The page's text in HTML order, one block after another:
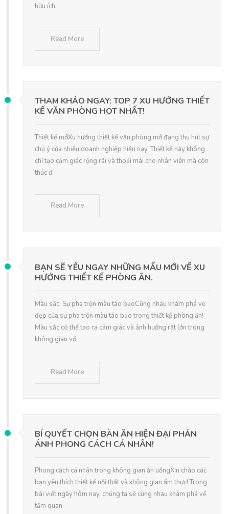
hữu ích.
Read More
THAM KHẢO NGAY: TOP 7 XU HƯỚNG THIẾT
KẾ VĂN PHÒNG HOT NHẤT!
Thiết kế mởXu hướng thiết kế văn phòng mở đang thu hút sự
chú ý của nhiều doanh nghiệp hiện nay. Thiết kế này không
chỉ tạo cảm giác rộng rãi và thoải mái cho nhân viên mà còn
thúc đ
Read More
BẠN SẼ YÊU NGAY NHỮNG MẨU MỚI VỀ XU
HƯỚNG THIẾT KẾ PHÒNG ĂN.
Màu sắc: Sự pha trộn màu táo bạoCùng nhau khám phá vẻ
đẹp của sự pha trộn màu táo bạo trong thiết kế phòng ăn!
Màu sắc có thể tạo ra cảm giác và ảnh hưởng rất lớn trong
không gian số
Read More
BÍ QUYẾT CHỌN BÀN ĂN HIỆN ĐẠI PHẢN
ÁNH PHONG CÁCH CÁ NHÂN!
Phong cách cá nhân trong không gian ăn uốngXin chào các
bạn yêu thích thiết kế nội thất và không gian ẩm thực! Trong
bài viết ngày hôm nay, chúng ta sẽ cùng nhau khám phá về
tầm quan